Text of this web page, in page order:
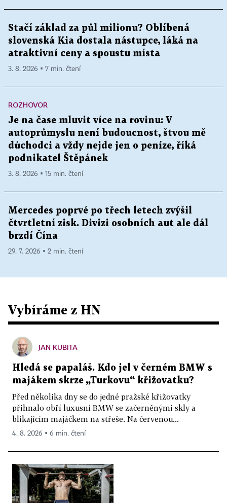
Stačí základ za půl milionu? Oblíbená
slovenská Kia dostala nástupce, láká na
atraktivní ceny a spoustu místa
3. 8. 2026 ▪ 7 min. čtení
ROZHOVOR
Je na čase mluvit více na rovinu: V
autoprůmyslu není budoucnost, štvou mě
důchodci a vždy nejde jen o peníze, říká
podnikatel Štěpánek
3. 8. 2026 ▪ 15 min. čtení
Mercedes poprvé po třech letech zvýšil
čtvrtletní zisk. Divizi osobních aut ale dál
brzdí Čína
29. 7. 2026 ▪ 2 min. čtení
Vybíráme z HN
JAN KUBITA
Hledá se papaláš. Kdo jel v černém BMW s
majákem skrze „Turkovu“ křižovatku?
Před několika dny se do jedné pražské křižovatky
přihnalo obří luxusní BMW se začerněnými skly a
blikajícím majáčkem na střeše. Na červenou...
4. 8. 2026 ▪ 6 min. čtení